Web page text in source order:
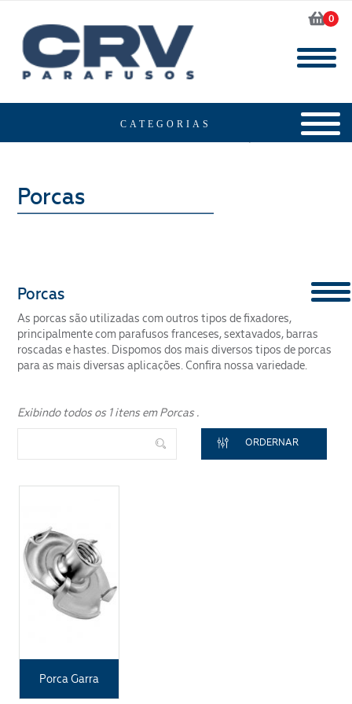
0
Porcas
CONTENT
Porcas
As porcas são utilizadas com outros tipos de fixadores,
principalmente com parafusos franceses, sextavados, barras
roscadas e hastes. Dispomos dos mais diversos tipos de porcas
para as mais diversas aplicações. Confira nossa variedade.
Exibindo todos os 1 itens em Porcas .
ORDERNAR
Porca Garra
Segmento